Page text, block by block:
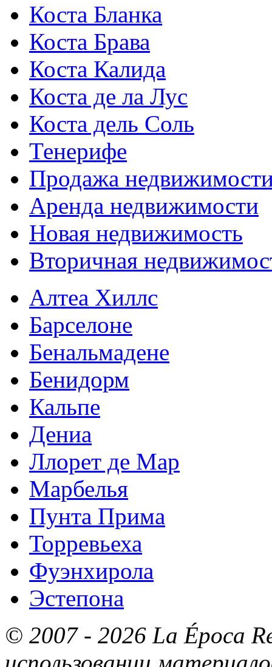
Коста Бланка
Коста Брава
Коста Калида
Коста де ла Лус
Коста дель Соль
Тенерифе
Продажа
Аренда недвижимости
Новая недвижимость
Вторичная
Алтеа Хиллс
Барселоне
Бенальмадене
Бенидорм
Кальпе
Дениа
Ллорет де Мар
Марбелья
Пунта Прима
Торревьеха
Фуэнхирола
Эстепона
© 2007 - 2026 La Época